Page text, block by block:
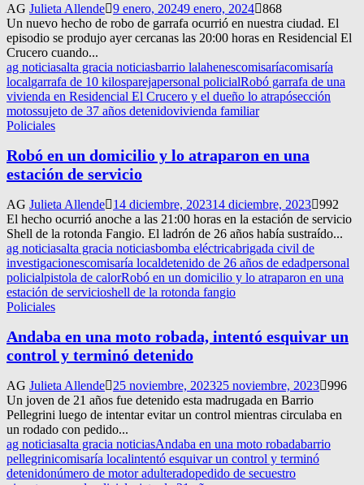
AG Julieta Allende 9 enero, 20249 enero, 2024 868
Un nuevo hecho de robo de garrafa ocurrió en nuestra ciudad. El
episodio se produjo ayer cercanas las 20:00 horas en Residencial El
Crucero cuando...
ag noticiasalta gracia noticiasbarrio lalahenescomisaríacomisaría
localgarrafa de 10 kilosparejapersonal policialRobó garrafa de una
vivienda en Residencial El Crucero y el dueño lo atrapósección
motossujeto de 37 años detenidovivienda familiar
Policiales
Robó en un domicilio y lo atraparon en una
estación de servicio
AG Julieta Allende 14 diciembre, 202314 diciembre, 2023 992
El hecho ocurrió anoche a las 21:00 horas en la estación de servicio
Shell de la rotonda Fangio. El ladrón de 26 años había sustraído...
ag noticiasalta gracia noticiasbomba eléctricabrigada civil de
investigacionescomisaría localdetenido de 26 años de edadpersonal
policialpistola de calorRobó en un domicilio y lo atraparon en una
estación de servicioshell de la rotonda fangio
Policiales
Andaba en una moto robada, intentó esquivar un
control y terminó detenido
AG Julieta Allende 25 noviembre, 202325 noviembre, 2023 996
Un joven de 21 años fue detenido esta madrugada en Barrio
Pellegrini luego de intentar evitar un control mientras circulaba en
un rodado con pedido...
ag noticiasalta gracia noticiasAndaba en una moto robadabarrio
pellegrinicomisaría localintentó esquivar un control y terminó
detenidonúmero de motor adulteradopedido de secuestro